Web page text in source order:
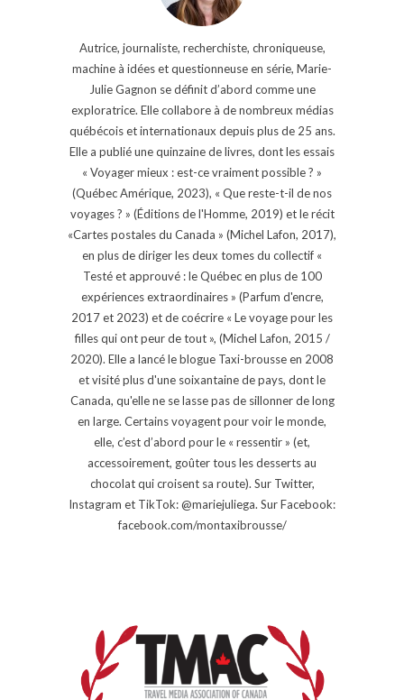
Autrice, journaliste, recherchiste, chroniqueuse,
machine à idées et questionneuse en série, Marie-
Julie Gagnon se définit d’abord comme une
exploratrice. Elle collabore à de nombreux médias
québécois et internationaux depuis plus de 25 ans.
Elle a publié une quinzaine de livres, dont les essais
« Voyager mieux : est-ce vraiment possible ? »
(Québec Amérique, 2023), « Que reste-t-il de nos
voyages ? » (Éditions de l'Homme, 2019) et le récit
«Cartes postales du Canada » (Michel Lafon, 2017),
en plus de diriger les deux tomes du collectif «
Testé et approuvé : le Québec en plus de 100
expériences extraordinaires » (Parfum d'encre,
2017 et 2023) et de coécrire « Le voyage pour les
filles qui ont peur de tout », (Michel Lafon, 2015 /
2020). Elle a lancé le blogue Taxi-brousse en 2008
et visité plus d'une soixantaine de pays, dont le
Canada, qu'elle ne se lasse pas de sillonner de long
en large. Certains voyagent pour voir le monde,
elle, c’est d’abord pour le « ressentir » (et,
accessoirement, goûter tous les desserts au
chocolat qui croisent sa route). Sur Twitter,
Instagram et TikTok: @mariejuliega. Sur Facebook:
facebook.com/montaxibrousse/